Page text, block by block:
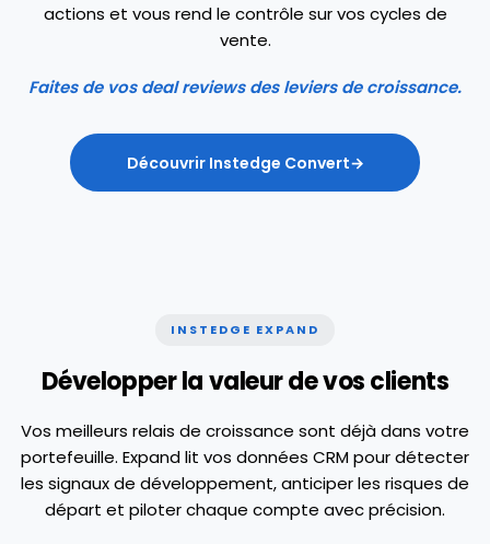
Al
actions et vous rend le contrôle sur vos cycles de
vente.
Faites de vos deal reviews des leviers de croissance.
Découvrir Instedge Convert
Acquisition
Maison Aubry
INSTEDGE EXPAND
Développer la valeur de vos clients
Vos meilleurs relais de croissance sont déjà dans votre
portefeuille. Expand lit vos données CRM pour détecter
les signaux de développement, anticiper les risques de
départ et piloter chaque compte avec précision.